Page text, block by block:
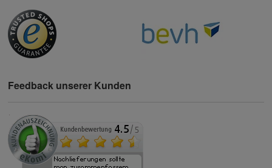
Feedback unserer Kunden